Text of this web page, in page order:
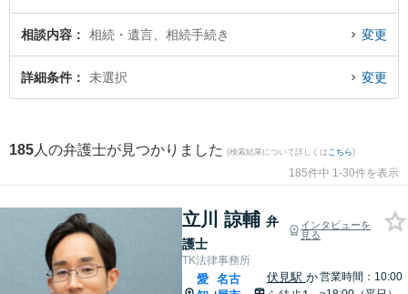
を今すぐに弁護士に相談したい』『相続手続きのトラブル解決の実績豊富な近
くの弁護士を検索したい』『初回相談無料で相続手続きを法律相談できる名古
屋市内の弁護士に相談予約したい』などでお困りの相談者さんにおすすめで
相談内容 相続・遺言、相続手続き 変更
詳細条件 未選択 変更
185 人の弁護士が見つかりました (検索結果について詳しくは こちら)
185件中 1-30件を表示
立川 諒輔 弁
護士
インタビューを
見る
TK法律事務所
愛
名古
伏見駅 か営業時間：10:00